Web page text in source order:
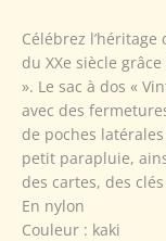
Célébrez
du XXe siècle
». Le sac à dos «
avec des
de poches
petit parapluie,
des cartes, des
En nylon
Couleur : kaki